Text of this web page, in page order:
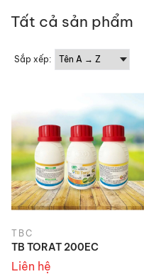
Tất cả sản phẩm
Sắp xếp:
TBC
TB TORAT 200EC
Liên hệ